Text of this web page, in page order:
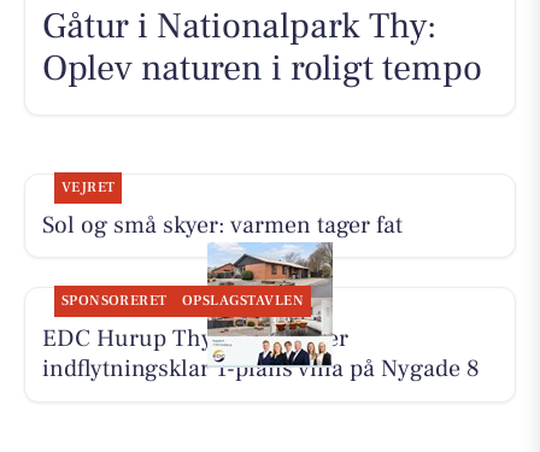
Gåtur i Nationalpark Thy:
Oplev naturen i roligt tempo
VEJRET
Sol og små skyer: varmen tager fat
SPONSORERET OPSLAGSTAVLEN
EDC Hurup Thy præsenterer
indflytningsklar 1-plans villa på Nygade 8